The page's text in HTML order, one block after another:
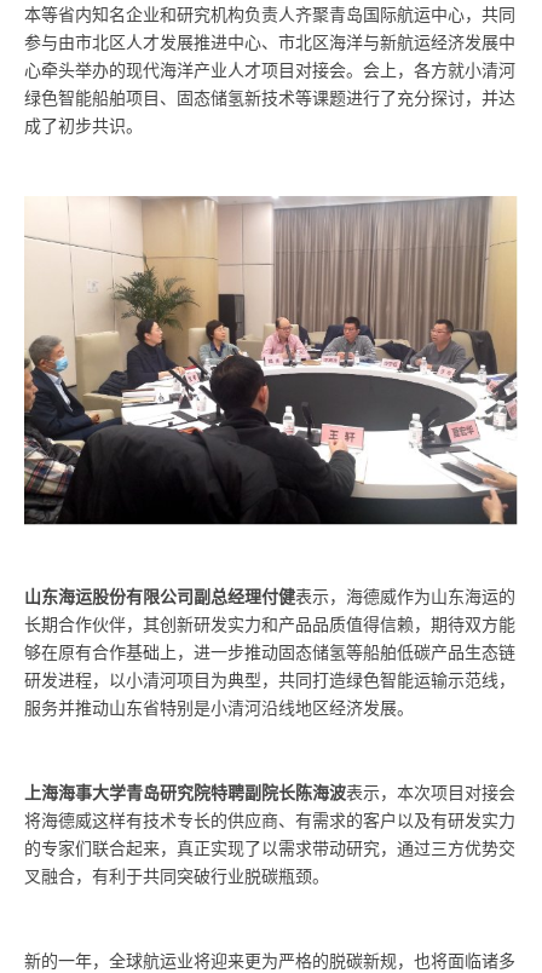
本等省内知名企业和研究机构负责人齐聚青岛国际航运中心，共同
参与由市北区人才发展推进中心、市北区海洋与新航运经济发展中
心牵头举办的现代海洋产业人才项目对接会。会上，各方就小清河
绿色智能船舶项目、固态储氢新技术等课题进行了充分探讨，并达
成了初步共识。
山东海运股份有限公司副总经理付健表示，海德威作为山东海运的
长期合作伙伴，其创新研发实力和产品品质值得信赖，期待双方能
够在原有合作基础上，进一步推动固态储氢等船舶低碳产品生态链
研发进程，以小清河项目为典型，共同打造绿色智能运输示范线，
服务并推动山东省特别是小清河沿线地区经济发展。
上海海事大学青岛研究院特聘副院长陈海波表示，本次项目对接会
将海德威这样有技术专长的供应商、有需求的客户以及有研发实力
的专家们联合起来，真正实现了以需求带动研究，通过三方优势交
叉融合，有利于共同突破行业脱碳瓶颈。
新的一年，全球航运业将迎来更为严格的脱碳新规，也将面临诸多